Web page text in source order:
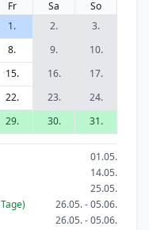
Fr Sa
So
1.
2.
3.
8. 9.
10.
15. 16.
17.
22. 23.
24.
29. 30. 31.
01.05.
14.05.
25.05.
Tage)
26.05. - 05.06.
26.05. - 05.06.